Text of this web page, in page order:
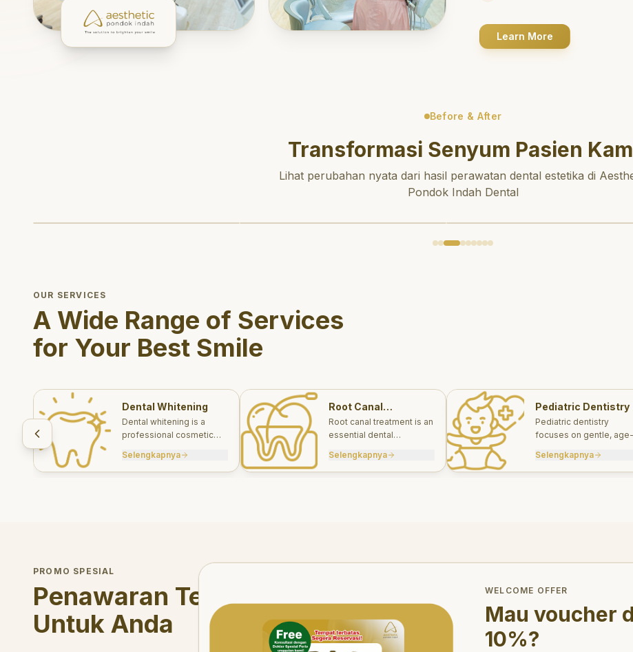
Learn More
Before & After
Transformasi Senyum Pasien
Lihat perubahan nyata dari hasil perawatan dental estetika di
Pondok Indah Dental
OUR SERVICES
A Wide Range of Services
for Your Best Smile
Dental Whitening
Dental whitening is a
professional cosmetic
brighten your smile safely
and effectively.
Selengkapnya
Root Canal
Treatments
Root canal treatment is an
essential dental
save a tooth that has
been severely damaged
Selengkapnya
Pediatric Dentistry
Pediatric dentistry
focuses on gentle, age-
for infants, children, and
teens.
Selengkapnya
PROMO SPESIAL
Penawaran Terbatas
Untuk Anda
Welcome Offer
WELCOME OFFER
Mau voucher
10%?